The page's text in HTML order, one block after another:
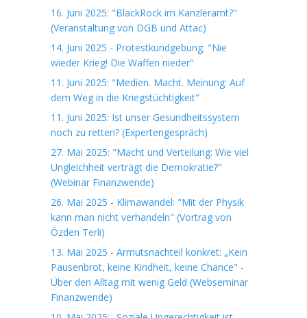
16. Juni 2025: "BlackRock im Kanzleramt?"
(Veranstaltung von DGB und Attac)
14. Juni 2025 - Protestkundgebung: "Nie
wieder Krieg! Die Waffen nieder"
11. Juni 2025: "Medien. Macht. Meinung: Auf
dem Weg in die Kriegstüchtigkeit"
11. Juni 2025: Ist unser Gesundheitssystem
noch zu retten? (Expertengespräch)
27. Mai 2025: "Macht und Verteilung: Wie viel
Ungleichheit verträgt die Demokratie?"
(Webinar Finanzwende)
26. Mai 2025 - Klimawandel: "Mit der Physik
kann man nicht verhandeln" (Vortrag von
Özden Terli)
13. Mai 2025 - Armutsnachteil konkret: „Kein
Pausenbrot, keine Kindheit, keine Chance" -
Über den Alltag mit wenig Geld (Webseminar
Finanzwende)